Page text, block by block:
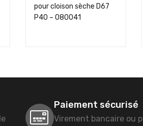
pour cloison sèche D67
P40 – 080041
Paiement sécurisé
Virement bancaire ou